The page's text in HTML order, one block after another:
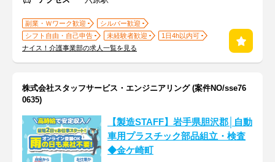
副業・Ｗワーク歓迎
シルバー歓迎
シフト自由・自己申告
未経験者歓迎
1日4h以内可
ナイス！介護事業部の求人一覧を見る
株式会社スタッフサービス・エンジニアリング (案件NO/sse76
0635)
【製造STAFF】岩手県胆沢郡│自動
車用プラスチック部品組立・検査
◆金ケ崎町